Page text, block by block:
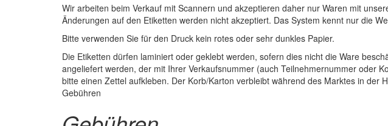
Wir arbeiten beim Verkauf mit Scannern und akzeptieren daher nur Waren mit
Änderungen auf den Etiketten werden nicht akzeptiert. Das System kennt nur die
Bitte verwenden Sie für den Druck kein rotes oder sehr dunkles Papier.
Die Etiketten dürfen laminiert oder geklebt werden, sofern dies nicht die Ware
angeliefert werden, der mit Ihrer Verkaufsnummer (auch Teilnehmernummer oder
bitte einen Zettel aufkleben. Der Korb/Karton verbleibt während des Marktes in
Gebühren